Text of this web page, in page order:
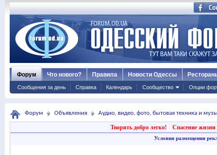
Форум
Сообщения за день Справка Календарь Сообщество Опции
Что нового? Правила Новости Одессы
Форум Объявления Аудио, видео, фото, бытовая техника и
Творить добро легко! Спасение жизни
Условия размещения